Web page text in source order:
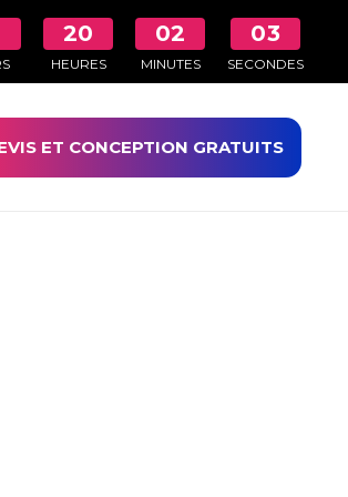
20
HEURES
02
MINUTES
03
SECONDES
panierET CONCEPTION GRATUITS